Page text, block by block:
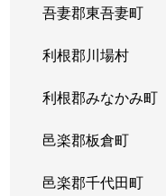
吾妻郡東吾妻町
利根郡川場村
利根郡みなかみ町
邑楽郡板倉町
邑楽郡千代田町